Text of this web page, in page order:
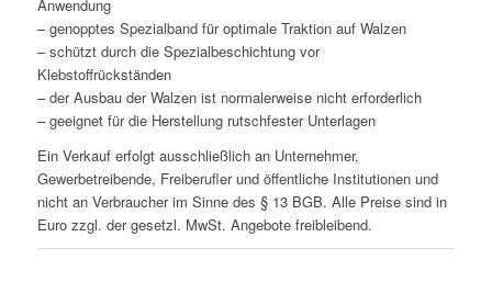
Anwendung
– genopptes Spezialband für optimale Traktion auf Walzen
– schützt durch die Spezialbeschichtung vor
Klebstoffrückständen
– der Ausbau der Walzen ist normalerweise nicht erforderlich
– geeignet für die Herstellung rutschfester Unterlagen
Ein Verkauf erfolgt ausschließlich an Unternehmer,
Gewerbetreibende, Freiberufler und öffentliche Institutionen und
nicht an Verbraucher im Sinne des § 13 BGB. Alle Preise sind in
Euro zzgl. der gesetzl. MwSt. Angebote freibleibend.